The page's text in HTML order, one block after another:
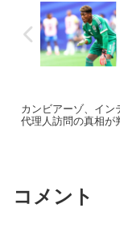
カンビアーゾ、イ
代理人訪問の真相が
コメント